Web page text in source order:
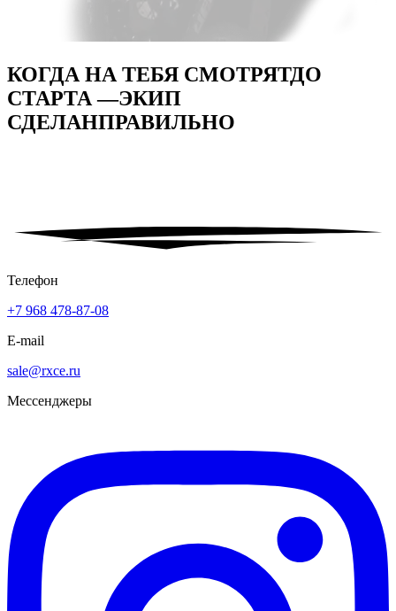
КОГДА НА ТЕБЯ СМОТРЯТДО
СТАРТА —ЭКИП
СДЕЛАНПРАВИЛЬНО
Телефон
+7 968 478-87-08
E-mail
sale@rxce.ru
Мессенджеры